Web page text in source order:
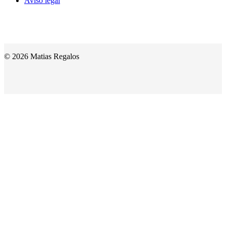
© 2026 Matias Regalos